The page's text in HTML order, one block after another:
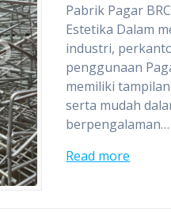
Pabrik Pagar
Estetika Dalam
industri,
penggunaan
memiliki
serta mudah
berpengalaman…
Read more